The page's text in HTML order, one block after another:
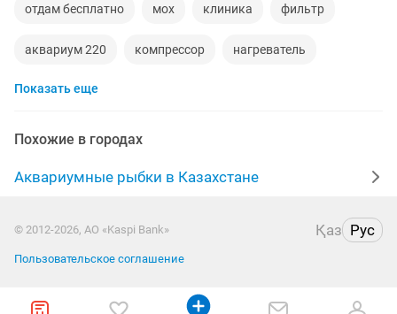
отдам бесплатно мох клиника фильтр
аквариум 220 компрессор нагреватель
декорации
отдаю добрые тумбу neon яйцо
Показать еще
Похожие в городах
Аквариумные рыбки в Казахстане
© 2012-2026, АО «Kaspi Bank» Қаз Рус
Пользовательское соглашение